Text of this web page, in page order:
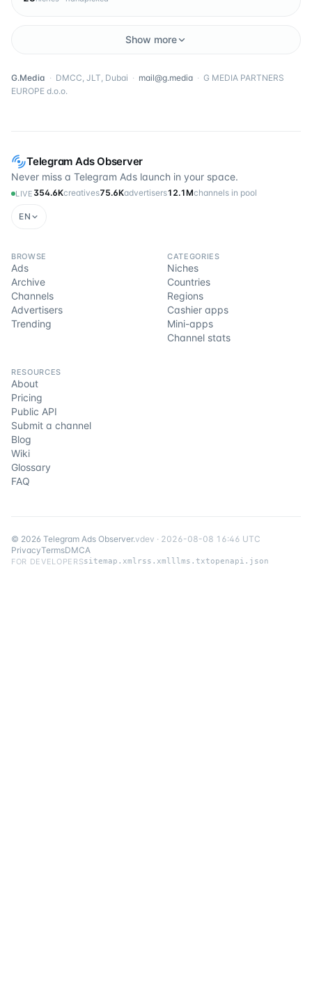
Telegram Ads Observer
Never miss a Telegram Ads launch in your space.
LIVE 354.6Kcreatives75.6Kadvertisers12.1Mchannels in pool
EN
BROWSE
Ads
Archive
Channels
Advertisers
Trending
CATEGORIES
Niches
Countries
Regions
Cashier apps
Mini-apps
Channel stats
RESOURCES
About
Pricing
Public API
Submit a channel
Blog
Wiki
Glossary
FAQ
Show more
G.Media · DMCC, JLT, Dubai · mail@g.media · G MEDIA PARTNERS
EUROPE d.o.o.
© 2026 Telegram Ads Observer.vdev · 2026-08-08 16:46 UTC
PrivacyTermsDMCA
FOR DEVELOPERSsitemap.xml rss.xmlllms.txtopenapi.json